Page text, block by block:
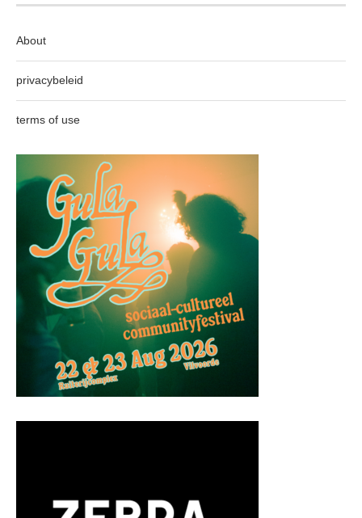
About
privacybeleid
terms of use